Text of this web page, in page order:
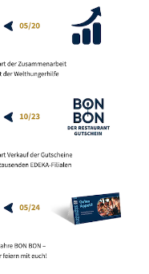
gilt:
flexibel!
und 3 Jahre gültig
alle Anlässe